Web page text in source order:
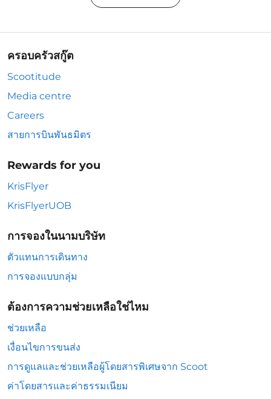
ครอบครัวสกู๊ต
Scootitude
Media centre
Careers
สายการบินพันธมิตร
Rewards for you
KrisFlyer
KrisFlyerUOB
การจองในนามบริษัท
ตัวแทนการเดินทาง
การจองแบบกลุ่ม
ต้องการความช่วยเหลือใช่ไหม
ช่วยเหลือ
เงื่อนไขการขนส่ง
การดูแลและช่วยเหลือผู้โดยสารพิเศษจาก Scoot
ค่าโดยสารและค่าธรรมเนียม